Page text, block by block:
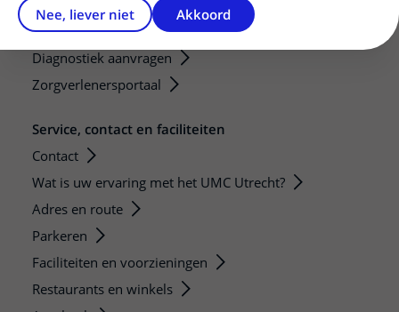
Mijn patiënt verwijzen
Teleconsult aanvragen
Diagnostiek aanvragen
Zorgverlenersportaal
Service, contact en faciliteiten
Contact
Wat is uw ervaring met het UMC Utrecht?
Adres en route
Parkeren
Faciliteiten en voorzieningen
Restaurants en winkels
Nee, liever niet Akkoord